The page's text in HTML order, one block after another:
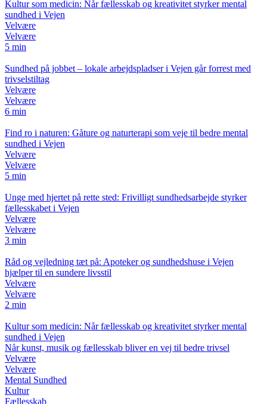
Kultur som medicin: Når fællesskab og kreativitet styrker mental
sundhed i Vejen
Velvære
Velvære
5 min
Sundhed på jobbet – lokale arbejdspladser i Vejen går forrest med
trivselstiltag
Velvære
Velvære
6 min
Find ro i naturen: Gåture og naturterapi som veje til bedre mental
sundhed i Vejen
Velvære
Velvære
5 min
Unge med hjertet på rette sted: Frivilligt sundhedsarbejde styrker
fællesskabet i Vejen
Velvære
Velvære
3 min
Råd og vejledning tæt på: Apoteker og sundhedshuse i Vejen
hjælper til en sundere livsstil
Velvære
Velvære
2 min
Kultur som medicin: Når fællesskab og kreativitet styrker mental
sundhed i Vejen
Når kunst, musik og fællesskab bliver en vej til bedre trivsel
Velvære
Velvære
Mental Sundhed
Kultur
Fællesskab